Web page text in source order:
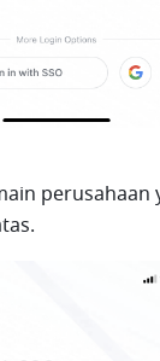
perusahaan